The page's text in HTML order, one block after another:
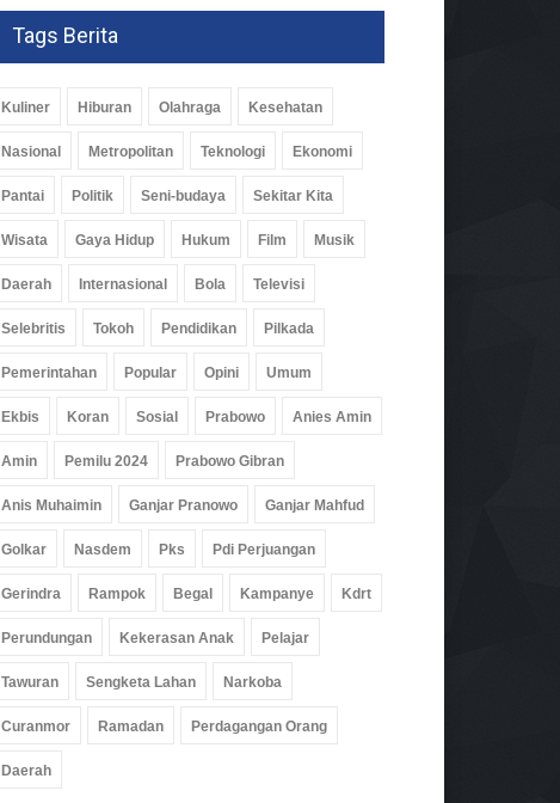
KNPI Tanggamus Periode
Edy Ajak Pemuda Hadirkan
Solusi
Tags Berita
Kuliner Hiburan Olahraga Kesehatan
Nasional Metropolitan Teknologi Ekonomi
Pantai Politik Seni-budaya Sekitar Kita
Wisata Gaya Hidup Hukum Film Musik
Daerah Internasional Bola Televisi
Selebritis Tokoh Pendidikan Pilkada
Pemerintahan Popular Opini Umum
Ekbis Koran Sosial Prabowo Anies Amin
Amin Pemilu 2024 Prabowo Gibran
Anis Muhaimin Ganjar Pranowo Ganjar Mahfud
Golkar Nasdem Pks Pdi Perjuangan
Gerindra Rampok Begal Kampanye Kdrt
Perundungan Kekerasan Anak Pelajar
Tawuran Sengketa Lahan Narkoba
Curanmor Ramadan Perdagangan Orang
Daerah